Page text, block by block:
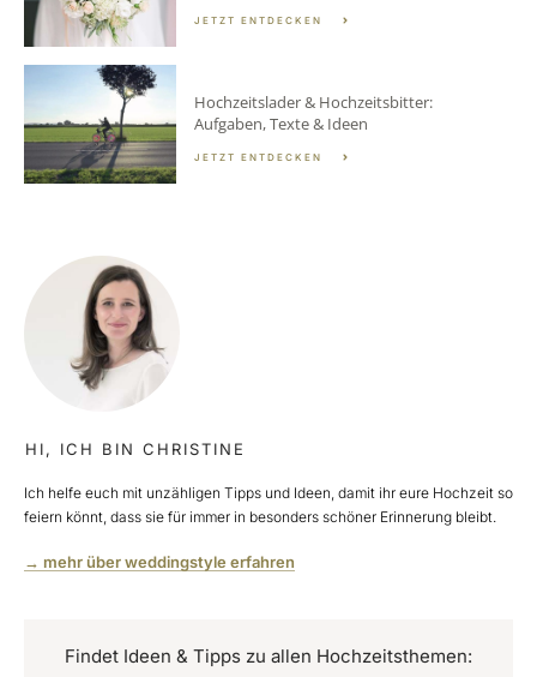
JETZT ENTDECKEN
Hochzeitslader & Hochzeitsbitter:
Aufgaben, Texte & Ideen
JETZT ENTDECKEN
HI, ICH BIN CHRISTINE
Ich helfe euch mit unzähligen Tipps und Ideen, damit ihr eure Hochzeit so
feiern könnt, dass sie für immer in besonders schöner Erinnerung bleibt.
→ mehr über weddingstyle erfahren
Findet Ideen & Tipps zu allen Hochzeitsthemen: